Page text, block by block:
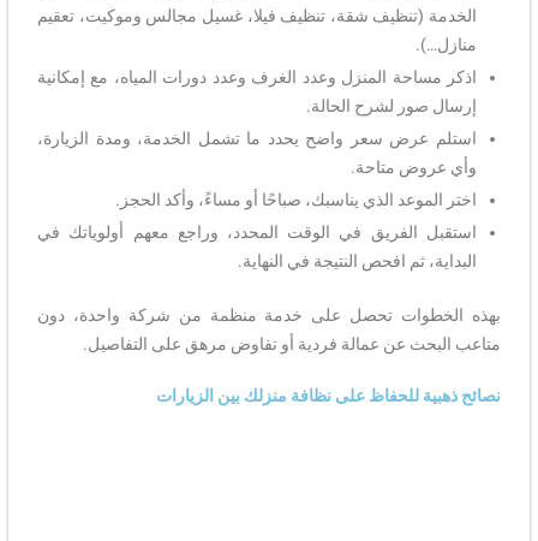
الخدمة (تنظيف شقة، تنظيف فيلا، غسيل مجالس وموكيت، تعقيم
منازل…).
اذكر مساحة المنزل وعدد الغرف وعدد دورات المياه، مع إمكانية
إرسال صور لشرح الحالة.
استلم عرض سعر واضح يحدد ما تشمل الخدمة، ومدة الزيارة،
وأي عروض متاحة.
اختر الموعد الذي يناسبك، صباحًا أو مساءً، وأكد الحجز.
استقبل الفريق في الوقت المحدد، وراجع معهم أولوياتك في
البداية، ثم افحص النتيجة في النهاية.
بهذه الخطوات تحصل على خدمة منظمة من شركة واحدة، دون
متاعب البحث عن عمالة فردية أو تفاوض مرهق على التفاصيل.
نصائح ذهبية للحفاظ على نظافة منزلك بين الزيارات